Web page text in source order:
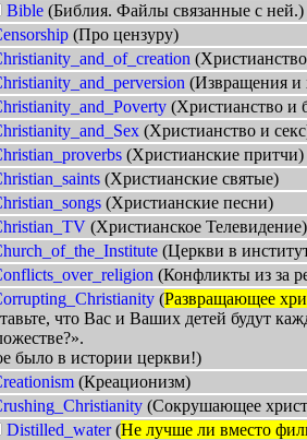
Bible (Библия. Файлы связанные с ней.)
(Про цензуру)
(Извращения и
(Христианство и
(Христианство и
(Христианские притчи)
(Христианские святые)
(Христианские песни)
(Христианское Телевидение)
(Церкви в
(Конфликты из за
(Развращающее
что Вас и Ваших детей будут
было в истории церкви!)
(Креационизм)
(Сокрушающее
Distilled_water(Не лучше ли вместо